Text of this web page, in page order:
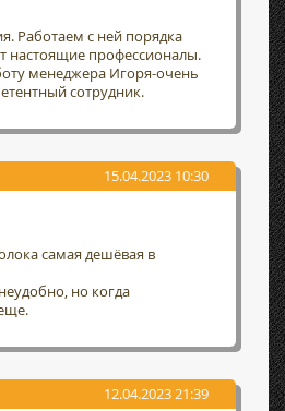
Работаем с ней порядка
настоящие профессионалы.
менеджера Игоря-очень
сотрудник.
15.04.2023 10:30
самая дешёвая в
но когда
12.04.2023 21:39